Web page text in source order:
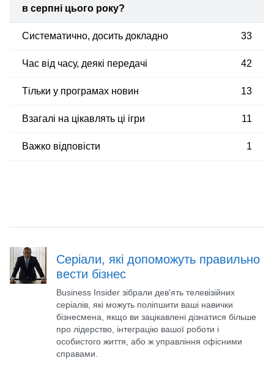
в серпні цього року?
Систематично, досить докладно 33
Час від часу, деякі передачі 42
Тільки у програмах новин 13
Взагалі на цікавлять ці ігри 11
Важко відповісти 1
Серіали, які допоможуть правильно
вести бізнес
Business Insider зібрали дев'ять телевізійних
серіалів, які можуть поліпшити ваші навички
бізнесмена, якщо ви зацікавлені дізнатися більше
про лідерство, інтеграцію вашої роботи і
особистого життя, або ж управління офісними
справами.